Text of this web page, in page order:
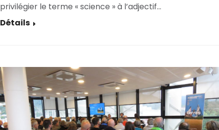
privilégier le terme « science » à l’adjectif…
Détails